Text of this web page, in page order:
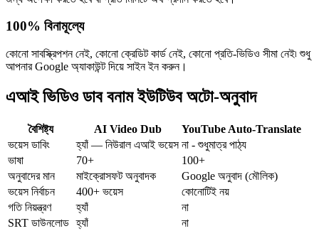
100% বিনামূল্যে
কোনো সাবস্ক্রিপশন নেই, কোনো ক্রেডিট কার্ড নেই, কোনো প্রতি-ভিডিও সীমা নেই৷ শুধু
আপনার Google অ্যাকাউন্ট দিয়ে সাইন ইন করুন।
এআই ভিডিও ডাব বনাম ইউটিউব অটো-অনুবাদ
বৈশিষ্ট্য AI Video Dub
YouTube Auto-Translate
ভয়েস ডাবিং
হ্যাঁ — নিউরাল এআই ভয়েস না - শুধুমাত্র পাঠ্য
ভাষা
70+
100+
অনুবাদের মান
মাইক্রোসফট অনুবাদক
Google অনুবাদ (মৌলিক)
ভয়েস নির্বাচন
400+ ভয়েস
কোনোটিই নয়
গতি নিয়ন্ত্রণ
হ্যাঁ
না
SRT ডাউনলোড হ্যাঁ
না